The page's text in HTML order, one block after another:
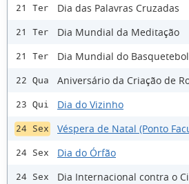
21 Ter Dia das Palavras Cruzadas
21 Ter Dia Mundial da Meditação
21 Ter Dia Mundial do Basquetebol
22 Qua Aniversário da Criação de
23 Qui Dia do Vizinho
24 Sex Véspera de Natal (Ponto
24 Sex Dia do Órfão
24 Sex Dia Internacional contra o